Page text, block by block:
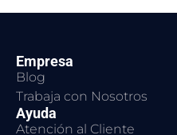
Empresa
Blog
Trabaja con Nosotros
Ayuda
Atención al Cliente